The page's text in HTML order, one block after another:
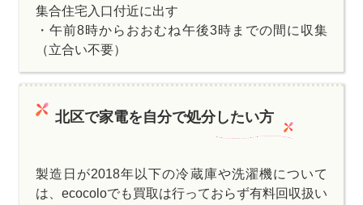
集合住宅入口付近に出す
・午前8時からおおむね午後3時までの間に収集
（立合い不要）
北区で家電を自分で処分したい方
製造日が2018年以下の冷蔵庫や洗濯機について
は、ecocoloでも買取は行っておらず有料回収扱い